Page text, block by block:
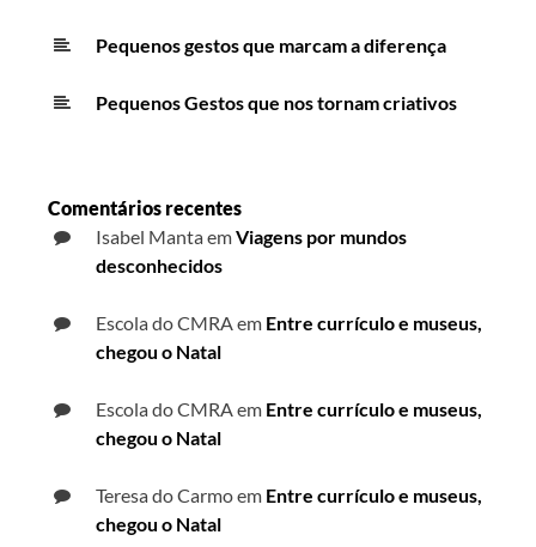
Pequenos gestos que marcam a diferença
Pequenos Gestos que nos tornam criativos
Comentários recentes
Isabel MantaemViagens por mundos
desconhecidos
Escola do CMRA em Entre currículo e museus,
chegou o Natal
Escola do CMRA em Entre currículo e museus,
chegou o Natal
Teresa do Carmoem Entre currículo e museus,
chegou o Natal